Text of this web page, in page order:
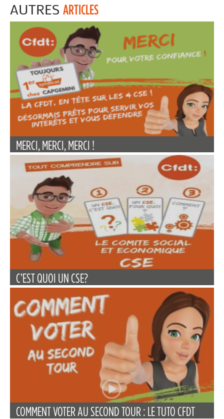
AUTRES ARTICLES
MERCI, MERCI, MERCI !
C’EST QUOI UN CSE?
COMMENT VOTER AU SECOND TOUR : LE TUTO CFDT